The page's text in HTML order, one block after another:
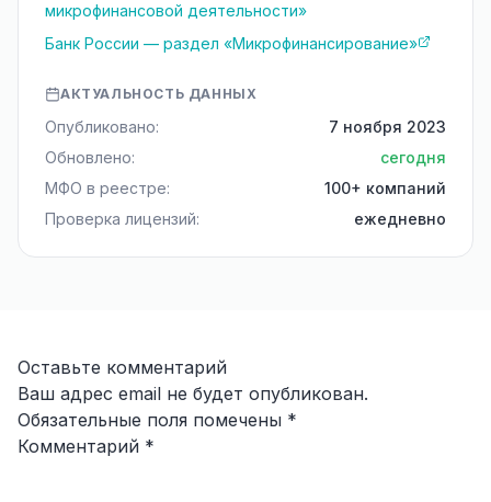
микрофинансовой деятельности»
Банк России — раздел «Микрофинансирование»
АКТУАЛЬНОСТЬ ДАННЫХ
Опубликовано:
7 ноября 2023
Обновлено:
сегодня
МФО в реестре:
100+ компаний
Проверка лицензий:
ежедневно
Оставьте комментарий
Ваш адрес email не будет опубликован.
Обязательные поля помечены *
Комментарий *